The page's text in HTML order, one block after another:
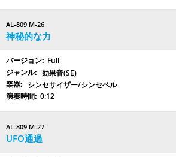
AL-809 M-26
神秘的な力
Full
効果音(SE)
シンセサイザー/シンセベル
0:12
AL-809 M-27
UFO通過